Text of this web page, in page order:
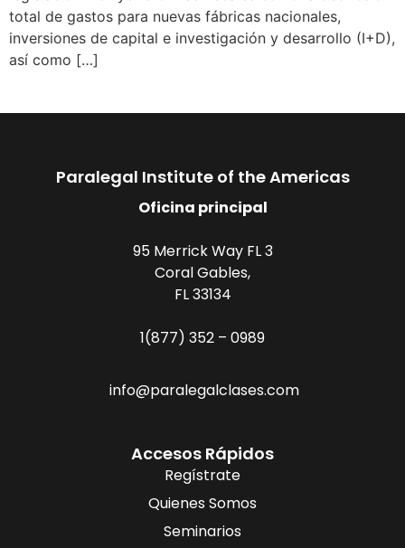
total de gastos para nuevas fábricas nacionales,
inversiones de capital e investigación y desarrollo (I+D),
así como […]
Paralegal Institute of the Americas
Oficina principal
95 Merrick Way FL 3
Coral Gables,
FL 33134
1(877) 352 – 0989
info@paralegalclases.com
Accesos Rápidos
Regístrate
Quienes Somos
Seminarios